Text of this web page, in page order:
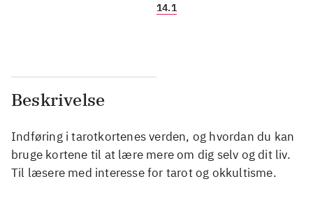
14.1
Beskrivelse
Indføring i tarotkortenes verden, og hvordan du kan
bruge kortene til at lære mere om dig selv og dit liv.
Til læsere med interesse for tarot og okkultisme.